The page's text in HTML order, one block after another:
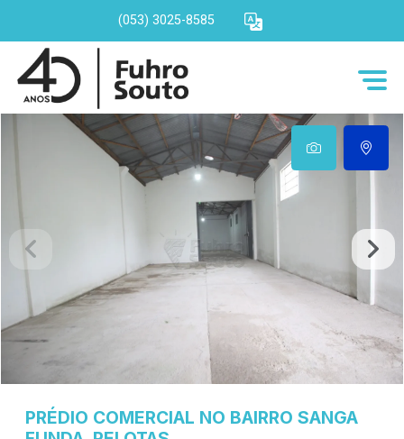
(053) 3025-8585
PRÉDIO COMERCIAL NO BAIRRO SANGA